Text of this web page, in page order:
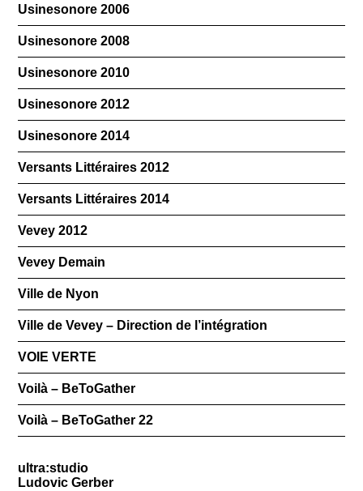
Usinesonore 2006
Usinesonore 2008
Usinesonore 2010
Usinesonore 2012
Usinesonore 2014
Versants Littéraires 2012
Versants Littéraires 2014
Vevey 2012
Vevey Demain
Ville de Nyon
Ville de Vevey – Direction de l’intégration
VOIE VERTE
Voilà – BeToGather
Voilà – BeToGather 22
ultra:studio
Ludovic Gerber